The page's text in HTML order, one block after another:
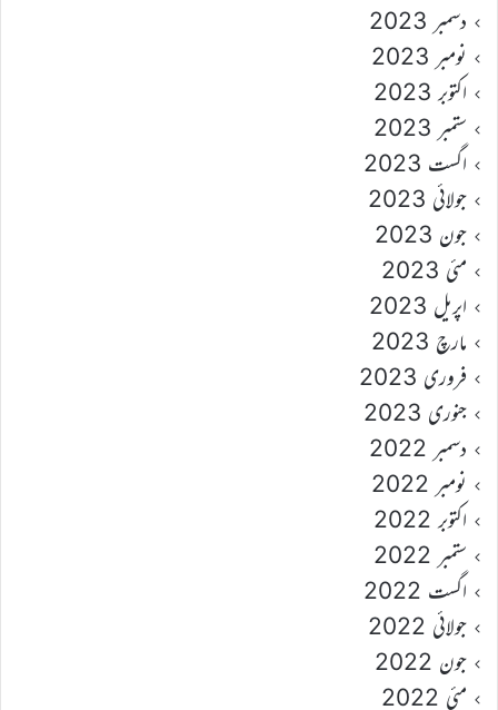
دسمبر 2023
نومبر 2023
اکتوبر 2023
ستمبر 2023
اگست 2023
جولائی 2023
جون 2023
مئی 2023
اپریل 2023
مارچ 2023
فروری 2023
جنوری 2023
دسمبر 2022
نومبر 2022
اکتوبر 2022
ستمبر 2022
اگست 2022
جولائی 2022
جون 2022
مئی 2022